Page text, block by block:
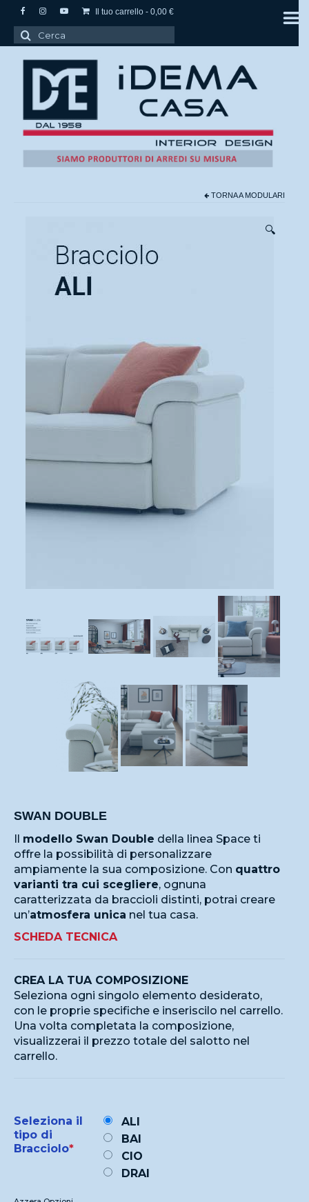
Il tuo carrello - 0,00 €
Cerca:
TORNA A MODULARI
🔍
SWAN DOUBLE
modello Swan Double della linea Space ti
offre la possibilità di personalizzare
ampiamente la sua composizione. Con quattro
varianti tra cui scegliere, ognuna
caratterizzata da braccioli distinti, potrai creare
un’atmosfera unica nel tua casa.
SCHEDA TECNICA
CREA LA TUA COMPOSIZIONE
Seleziona ogni singolo elemento desiderato,
con le proprie specifiche e inseriscilo nel carrello.
Una volta completata la composizione,
visualizzerai il prezzo totale del salotto nel
carrello.
Seleziona il
tipo di
Bracciolo*
ALI
BAI
CIO
DRAI